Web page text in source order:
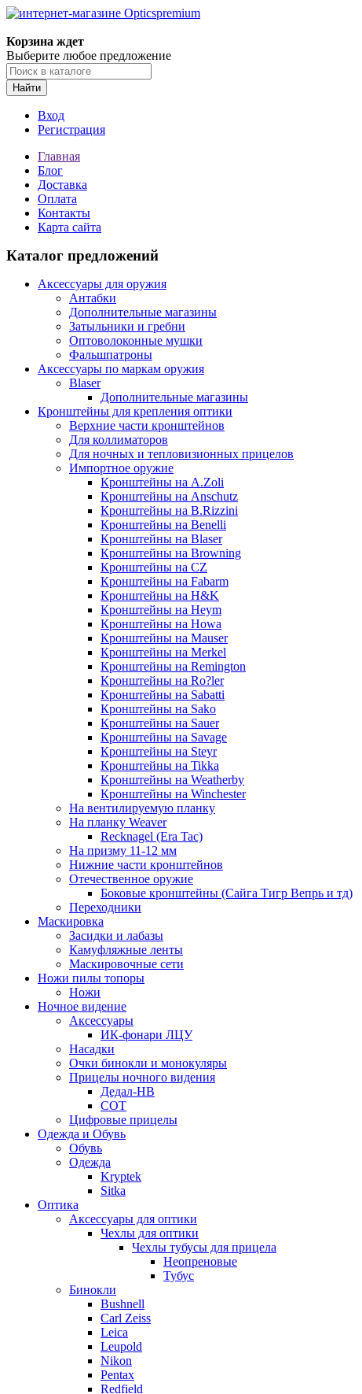
Корзина ждет
Выберите любое предложение
Найти
Вход
Регистрация
Главная
Блог
Доставка
Оплата
Контакты
Карта сайта
Каталог предложений
Аксессуары для оружия
Антабки
Дополнительные магазины
Затыльники и гребни
Оптоволоконные мушки
Фальшпатроны
Аксессуары по маркам оружия
Blaser
Дополнительные магазины
Кронштейны для крепления оптики
Верхние части кронштейнов
Для коллиматоров
Для ночных и тепловизионных прицелов
Импортное оружие
Кронштейны на A.Zoli
Кронштейны на Anschutz
Кронштейны на B.Rizzini
Кронштейны на Benelli
Кронштейны на Blaser
Кронштейны на Browning
Кронштейны на CZ
Кронштейны на Fabarm
Кронштейны на H&K
Кронштейны на Heym
Кронштейны на Howa
Кронштейны на Mauser
Кронштейны на Merkel
Кронштейны на Remington
Кронштейны на Ro?ler
Кронштейны на Sabatti
Кронштейны на Sako
Кронштейны на Sauer
Кронштейны на Savage
Кронштейны на Steyr
Кронштейны на Tikka
Кронштейны на Weatherby
Кронштейны на Winchester
На вентилируемую планку
На планку Weaver
Recknagel (Era Tac)
На призму 11-12 мм
Нижние части кронштейнов
Отечественное оружие
Боковые кронштейны (Сайга Тигр Вепрь и тд)
Переходники
Маскировка
Засидки и лабазы
Камуфляжные ленты
Маскировочные сети
Ножи пилы топоры
Ножи
Ночное видение
Аксессуары
ИК-фонари ЛЦУ
Насадки
Очки бинокли и монокуляры
Прицелы ночного видения
Дедал-НВ
СОТ
Цифровые прицелы
Одежда и Обувь
Обувь
Одежда
Kryptek
Sitka
Оптика
Аксессуары для оптики
Чехлы для оптики
Чехлы тубусы для прицела
Неопреновые
Тубус
Бинокли
Bushnell
Carl Zeiss
Leica
Leupold
Nikon
Pentax
Redfield